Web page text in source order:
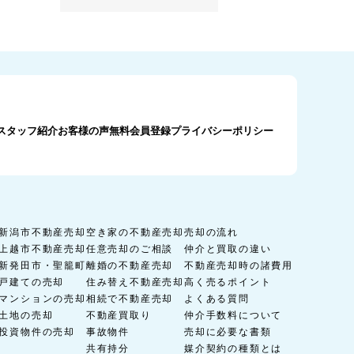
タッフ紹介お客様の声無料会員登録プライバシーポリシー
潟市不動産売却
越市不動産売却
発田市・聖籠町
建ての売却
ンションの売却
地の売却
資物件の売却
空き家の不動産売却
任意売却のご相談
離婚の不動産売却
住み替え不動産売却
相続で不動産売却
不動産買取り
事故物件
共有持分
売却の流れ
仲介と買取の違い
不動産売却時の諸費用
高く売るポイント
よくある質問
仲介手数料について
売却に必要な書類
媒介契約の種類とは